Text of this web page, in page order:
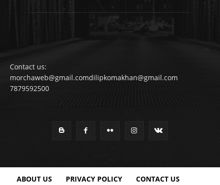
Contact us:
morchaweb@gmail.comdilipkomakhan@gmail.com
7879592500
ABOUT US PRIVACY POLICY CONTACT US